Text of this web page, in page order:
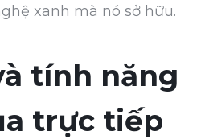
xanh mà nó sở hữu.
tính năng
trực tiếp